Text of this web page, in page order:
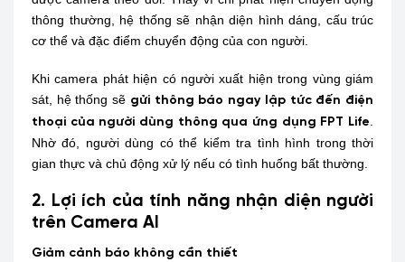
thông thường, hệ thống sẽ nhận diện hình dáng, cấu trúc
cơ thể và đặc điểm chuyển động của con người.
Khi camera phát hiện có người xuất hiện trong vùng giám
sát, hệ thống sẽ gửi thông báo ngay lập tức đến điện
thoại của người dùng thông qua ứng dụng FPT Life
Nhờ đó, người dùng có thể kiểm tra tình hình trong thời
gian thực và chủ động xử lý nếu có tình huống bất thường.
2. Lợi ích của tính năng nhận diện người
trên Camera AI
Giảm cảnh báo không cần thiết